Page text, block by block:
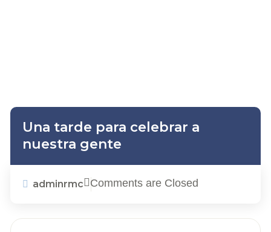
Una tarde para celebrar a
nuestra gente
adminrmc Comments are Closed